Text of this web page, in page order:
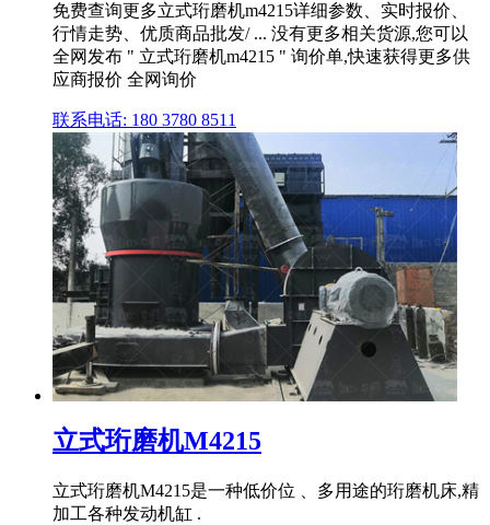
免费查询更多立式珩磨机m4215详细参数、实时报价、
行情走势、优质商品批发/ ... 没有更多相关货源,您可以
全网发布 " 立式珩磨机m4215 " 询价单,快速获得更多供
应商报价 全网询价
联系电话: 180 3780 8511
立式珩磨机M4215
立式珩磨机M4215是一种低价位 、多用途的珩磨机床,精
加工各种发动机缸 .